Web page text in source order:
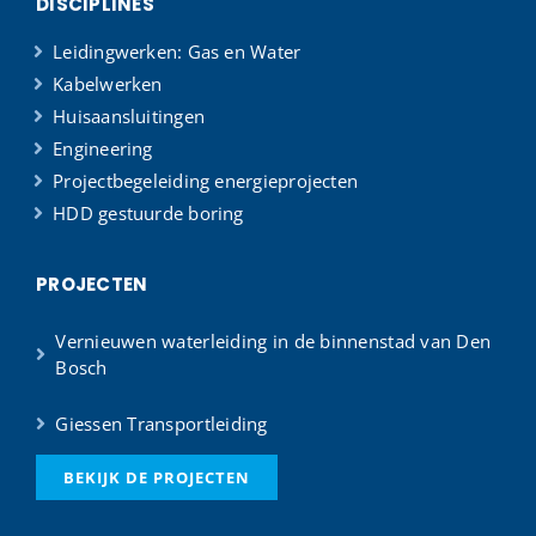
Leidingwerken: Gas en Water
Kabelwerken
Huisaansluitingen
Engineering
Projectbegeleiding energieprojecten
HDD gestuurde boring
PROJECTEN
Vernieuwen waterleiding in de binnenstad van Den
Bosch
Giessen Transportleiding
BEKIJK DE PROJECTEN